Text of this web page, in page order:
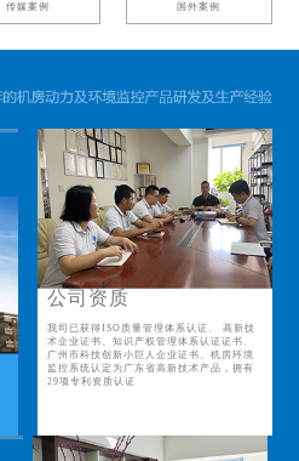
传媒案例 国外案例
公司资质
我司已获得ISO质量管理体系认证、 高新技
术企业证书、知识产权管理体系认证证书、
广州市科技创新小巨人企业证书、机房环境
监控系统认定为广东省高新技术产品，拥有
29项专利资质认证